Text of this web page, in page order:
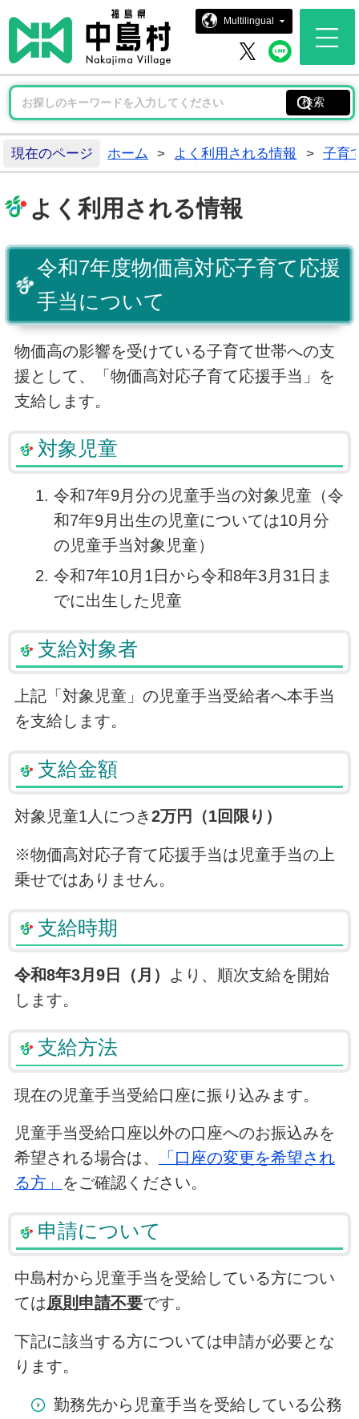
中島村ホ
Multilingual
中島村 X中島
現在のページ ホーム > よく利用される情報 > 子育
よく利用される情報
令和7年度物価高対応子育て応援
手当について
物価高の影響を受けている子育て世帯への支
援として、「物価高対応子育て応援手当」を
支給します。
対象児童
令和7年9月分の児童手当の対象児童（令
和7年9月出生の児童については10月分
の児童手当対象児童）
令和7年10月1日から令和8年3月31日ま
でに出生した児童
支給対象者
上記「対象児童」の児童手当受給者へ本手当
を支給します。
支給金額
対象児童1人につき2万円（1回限り）
※物価高対応子育て応援手当は児童手当の上
乗せではありません。
支給時期
令和8年3月9日（月）
より、順次支給を開始
します。
支給方法
現在の児童手当受給口座に振り込みます。
児童手当受給口座以外の口座へのお振込みを
希望される場合は、
「口座の変更を希望され
る方」 をご確認ください。
申請について
中島村から児童手当を受給している方につい
ては原則申請不要です。
下記に該当する方については申請が必要とな
ります。
勤務先から児童手当を受給している公務